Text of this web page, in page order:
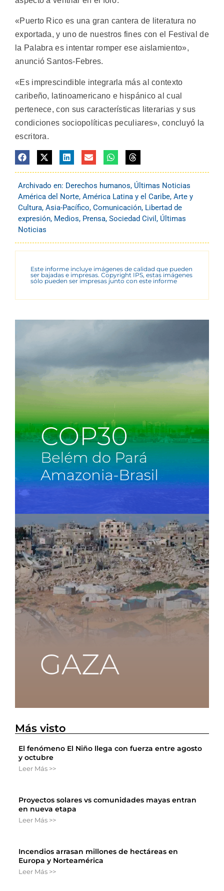
«Puerto Rico es una gran cantera de literatura no
exportada, y uno de nuestros fines con el Festival de
la Palabra es intentar romper ese aislamiento»,
anunció Santos-Febres.
«Es imprescindible integrarla más al contexto
caribeño, latinoamericano e hispánico al cual
pertenece, con sus características literarias y sus
condiciones sociopolíticas peculiares», concluyó la
escritora.
Archivado en: Derechos humanos, Últimas Noticias
América del Norte, América Latina y el Caribe, Arte y
Cultura, Asia-Pacífico, Comunicación, Libertad de
expresión, Medios, Prensa, Sociedad Civil , Últimas
Noticias
Este informe incluye imágenes de calidad que pueden
ser bajadas e impresas. Copyright IPS, estas imágenes
sólo pueden ser impresas junto con este informe
Más visto
El fenómeno El Niño llega con fuerza entre agosto
y octubre
Leer Más >>
Proyectos solares vs comunidades mayas entran
en nueva etapa
Leer Más >>
Incendios arrasan millones de hectáreas en
Europa y Norteamérica
Leer Más >>